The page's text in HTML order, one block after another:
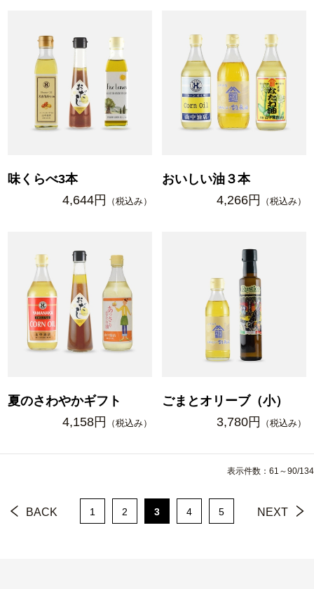
味くらべ3本
4,644円
（税込み）
おいしい油３本
4,266円
（税込み）
夏のさわやかギフト
4,158円
（税込み）
ごまとオリーブ（小）
3,780円
（税込み）
表示件数：61～90/134
BACK NEXT
1 2 3 4 5